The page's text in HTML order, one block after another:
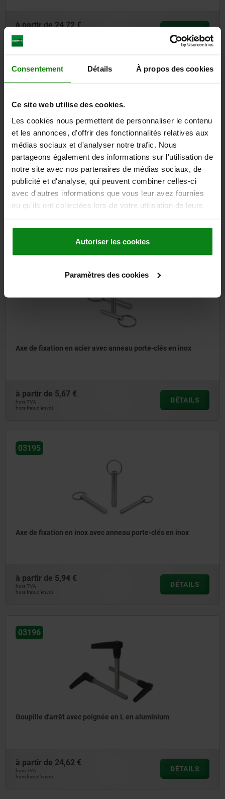
Consentement Détails À propos des cookies
Ce site web utilise des cookies.
Les cookies nous permettent de personnaliser le contenu
et les annonces, d'offrir des fonctionnalités relatives aux
médias sociaux et d'analyser notre trafic. Nous
partageons également des informations sur l'utilisation de
notre site avec nos partenaires de médias sociaux, de
publicité et d'analyse, qui peuvent combiner celles-ci
avec d'autres informations que vous leur avez fournies
ou qu'ils ont collectées lors de votre utilisation de leurs
Autoriser les cookies
Paramètres des cookies
à partir de24,72 €
hors frais d’envoi
Axe de fixation en inox avec bouton de manœuvre en
plastique
à partir de 13,59 €
Axe de fixation en acier avec anneau porte-clés en inox
à partir de 5,67 €
hors TVA
hors frais d’envoi
DÉTAILS
03195
Axe de fixation en inox avec anneau porte-clés en inox
à partir de 5,94 €
hors TVA
hors frais d’envoi
DÉTAILS
03196
Goupille d'arrêt avec poignée en L en aluminium
à partir de 24,62 €
hors TVA
hors frais d’envoi
DÉTAILS